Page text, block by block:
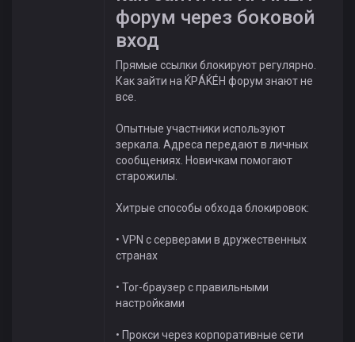
форум через боковой
вход
Прямые ссылки блокируют регулярно.
Как зайти на ЌРÁЌÉH форум знают не
все.
Опытные участники используют
зеркала. Адреса передают в личных
сообщениях. Новичкам помогают
старожилы.
Хитрые способы обхода блокировок:
• VPN с серверами в дружественных
странах
• Tor-браузер с правильными
настройками
• Прокси через корпоративные сети